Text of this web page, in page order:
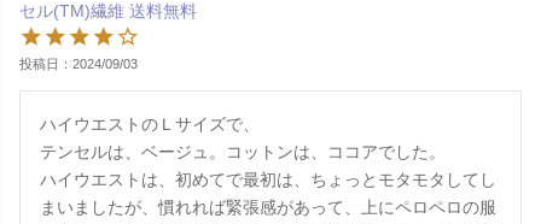
セル(TM)繊維 送料無料
投稿日 2024/09/03
ハイウエストのＬサイズで、
テンセルは、ベージュ。コットンは、ココアでした。
ハイウエストは、初めてで最初は、ちょっとモタモタしてし
まいましたが、慣れれば緊張感があって、上にペロペロの服